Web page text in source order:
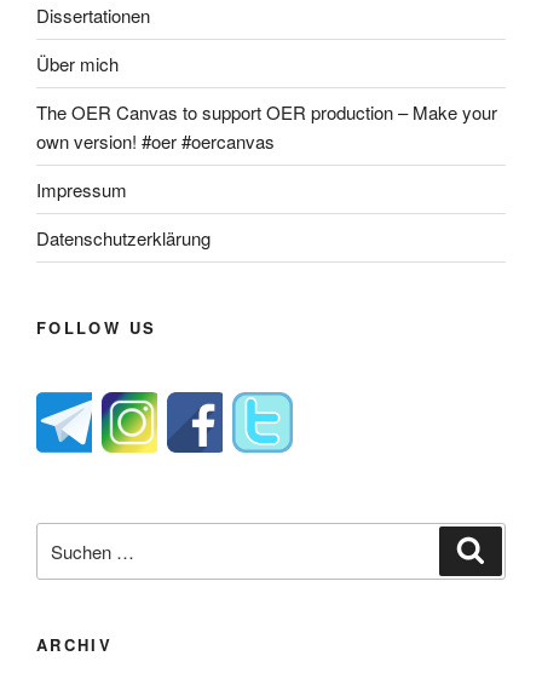
Dissertationen
Über mich
The OER Canvas to support OER production – Make your
own version! #oer #oercanvas
Impressum
Datenschutzerklärung
FOLLOW US
nach:
ARCHIV